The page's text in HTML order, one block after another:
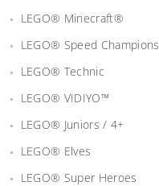
LEGO® Minecraft®
LEGO® Speed Champions
LEGO® Technic
LEGO® VIDIYO™
LEGO® Juniors / 4+
LEGO® Elves
LEGO® Super Heroes